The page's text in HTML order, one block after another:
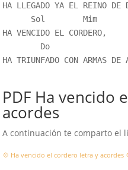
HA LLEGADO YA EL REINO DE
      Sol        Mim
HA VENCIDO EL CORDERO,
Do
HA TRIUNFADO CON ARMAS
PDF Ha vencido
acordes
A continuación te comparto el
💠 Ha vencido el cordero letra y acordes